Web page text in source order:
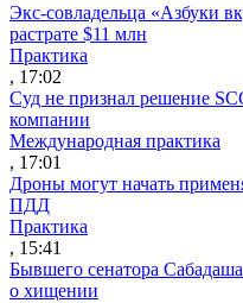
Экс-совладельца «Азбуки
растрате $11 млн
Практика
, 17:02
Суд не признал решение
компании
Международная практика
, 17:01
Дроны могут начать
ПДД
Практика
, 15:41
Бывшего сенатора
о хищении